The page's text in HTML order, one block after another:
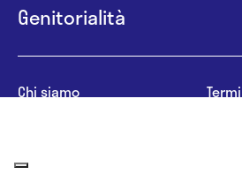
Genitorialità
Chi siamo
Modello 231